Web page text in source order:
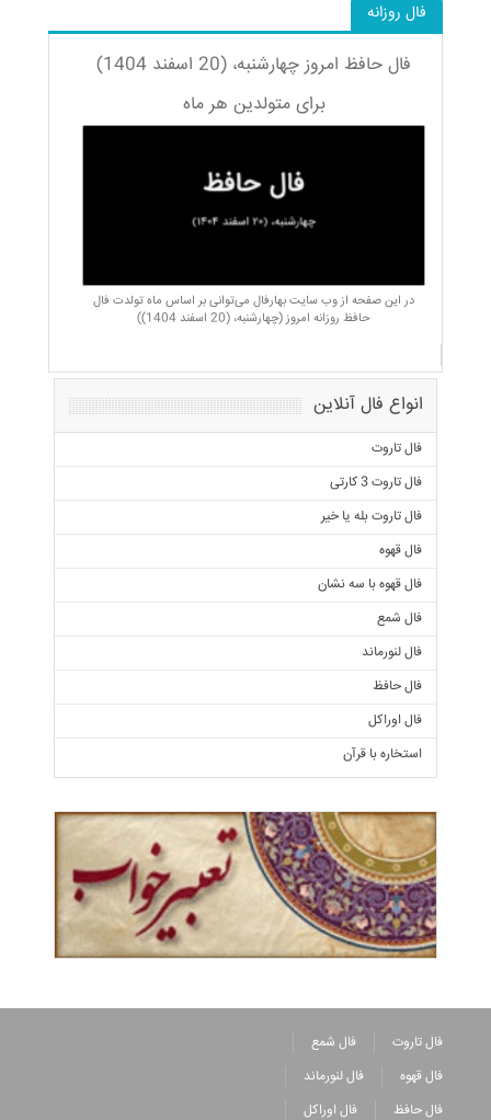
فال روزانه
فال حافظ امروز چهارشنبه، (20 اسفند 1404)
برای متولدین هر ماه
در این صفحه از وب سایت بهارفال می‌توانی بر اساس ماه تولدت فال
حافظ روزانه امروز (چهارشنبه، (20 اسفند 1404))
انواع فال آنلاین
فال تاروت
فال تاروت 3 کارتی
فال تاروت بله یا خیر
فال قهوه
فال قهوه با سه نشان
فال شمع
فال لنورماند
فال حافظ
فال اوراکل
استخاره با قرآن
فال تاروت
فال شمع
فال قهوه
فال لنورماند
فال حافظ
فال اوراکل